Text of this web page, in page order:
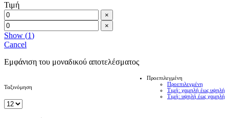
Τιμή
×
×
Show (1)
Cancel
Εμφάνιση του μοναδικού αποτελέσματος
Ταξινόμηση
Προεπιλεγμένη
Προεπιλεγμένη
Τιμή: χαμηλή έως υψηλή
Τιμή: υψηλή έως χαμηλή